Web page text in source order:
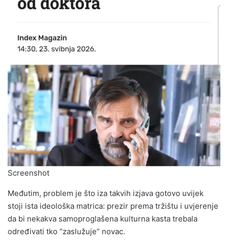
Screenshot
Međutim, problem je što iza takvih izjava gotovo uvijek
stoji ista ideološka matrica: prezir prema tržištu i uvjerenje
da bi nekakva samoproglašena kulturna kasta trebala
određivati tko “zaslužuje” novac.